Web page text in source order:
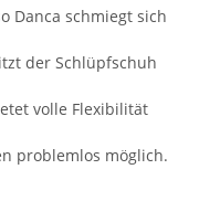
Danca schmiegt sich
der Schlüpfschuh
volle Flexibilität
problemlos möglich.